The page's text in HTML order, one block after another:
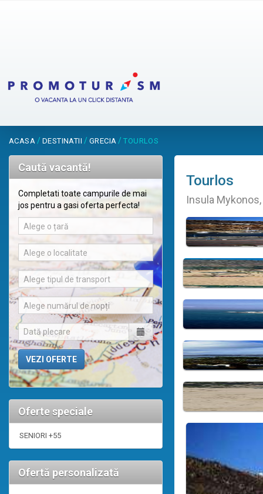
ACASA / DESTINATII / GRECIA /TOURLOS
Caută vacantă!
Completati toate campurile de mai
jos pentru a gasi oferta perfecta!
Alege o țară
Alege o localitate
Alege tipul de transport
Alege numărul de nopți
Oferte speciale
SENIORI +55
Ofertă personalizată
Tourlos
Insula